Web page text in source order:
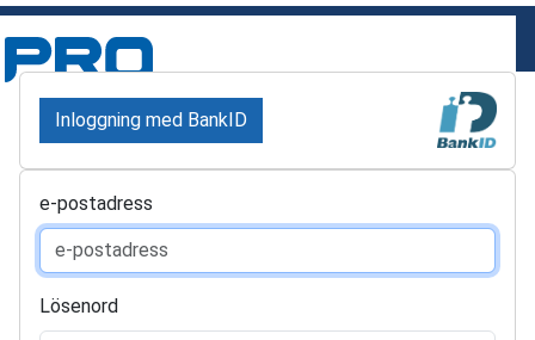
Inloggning med BankID
e-postadress
Lösenord